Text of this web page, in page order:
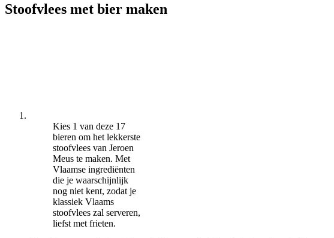
Stoofvlees met bier maken
Kies 1 van deze 17
bieren om het lekkerste
stoofvlees van Jeroen
Meus te maken. Met
Vlaamse ingrediënten
die je waarschijnlijk
nog niet kent, zodat je
klassiek Vlaams
stoofvlees zal serveren,
liefst met frieten.